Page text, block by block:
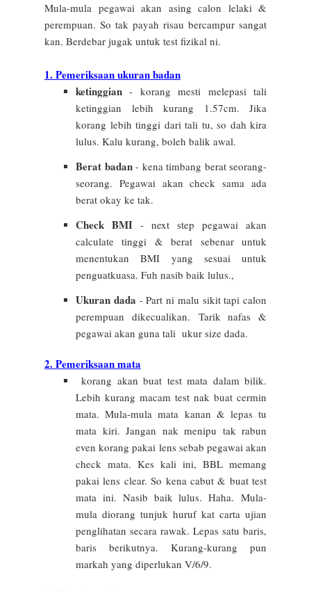
Mula-mula pegawai akan asing calon lelaki &
perempuan. So tak payah risau bercampur sangat
kan. Berdebar jugak untuk test fizikal ni.
1. Pemeriksaan ukuran badan
ketinggian - korang mesti melepasi tali
ketinggian lebih kurang 1.57cm. Jika
korang lebih tinggi dari tali tu, so dah kira
lulus. Kalu kurang, boleh balik awal.
Berat badan- kena timbang berat seorang-
seorang. Pegawai akan check sama ada
berat okay ke tak.
Check BMI - next step pegawai akan
calculate tinggi & berat sebenar untuk
menentukan BMI yang sesuai untuk
penguatkuasa. Fuh nasib baik lulus.,
Ukuran dada - Part ni malu sikit tapi calon
perempuan dikecualikan. Tarik nafas &
pegawai akan guna tali ukur size dada.
2. Pemeriksaan mata
korang akan buat test mata dalam bilik.
Lebih kurang macam test nak buat cermin
mata. Mula-mula mata kanan & lepas tu
mata kiri. Jangan nak menipu tak rabun
even korang pakai lens sebab pegawai akan
check mata. Kes kali ini, BBL memang
pakai lens clear. So kena cabut & buat test
mata ini. Nasib baik lulus. Haha.Mula-
mula diorang tunjuk huruf kat carta ujian
penglihatan secara rawak. Lepas satu baris,
baris berikutnya. Kurang-kurang pun
markah yang diperlukan V/6/9.